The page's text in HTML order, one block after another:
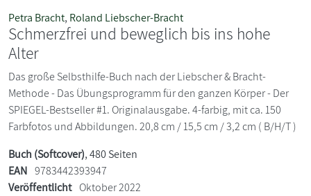
Petra Bracht, Roland Liebscher-Bracht
Schmerzfrei und beweglich bis ins hohe
Alter
Das große Selbsthilfe-Buch nach der Liebscher & Bracht-
Methode - Das Übungsprogramm für den ganzen Körper - Der
SPIEGEL-Bestseller #1. Originalausgabe. 4-farbig, mit ca. 150
Farbfotos und Abbildungen. 20,8 cm / 15,5 cm / 3,2 cm ( B/H/T )
Buch (Softcover), 480 Seiten
EAN 9783442393947
Veröffentlicht Oktober 2022